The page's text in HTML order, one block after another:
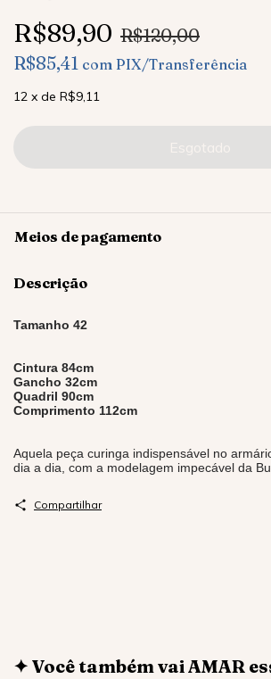
R$89,90 R$120,00
R$85,41 com PIX/Transferência
12 x de R$9,11
Meios de pagamento
Descrição
Tamanho 42
Cintura 84cm
Gancho 32cm
Quadril 90cm
Comprimento 112cm
Aquela peça curinga indispensável no
dia a dia, com a modelagem impecável da
Compartilhar
✦ Você também vai AMAR